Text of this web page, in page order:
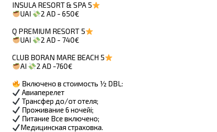
INSULA RESORT & SPA 5
UAI
2 AD - 650€
Q PREMIUM RESORT 5
UAI
2 AD - 740€
CLUB BORAN MARE BEACH 5
AI
2 AD -760€
Включено в стоимость ½ DBL:
Авиаперелет
Трансфер до/от отеля;
Проживание 6 ночейi;
Питание Все включено;
Медицинская страховка.